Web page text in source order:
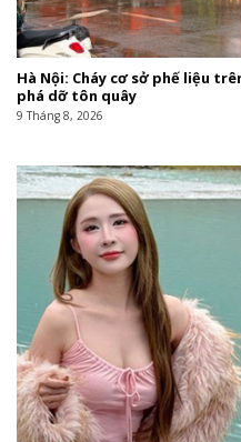
Hà Nội: Cháy cơ sở phế liệu
phá dỡ tôn quây
9 Tháng 8, 2026